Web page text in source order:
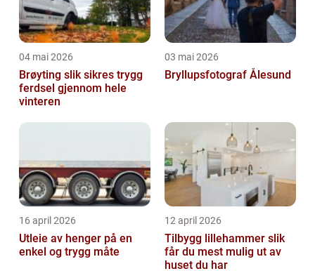
04 mai 2026
Brøyting slik sikres trygg
ferdsel gjennom hele
vinteren
03 mai 2026
Bryllupsfotograf Ålesund
16 april 2026
Utleie av henger på en
enkel og trygg måte
12 april 2026
Tilbygg lillehammer slik
får du mest mulig ut av
huset du har